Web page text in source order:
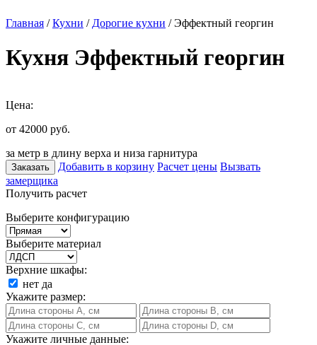
Главная /Кухни / Дорогие кухни / Эффектный георгин
Кухня Эффектный георгин
Цена:
от 42000 руб.
за метр в длину верха и низа гарнитура
Заказать Добавить в корзину Расчет цены Вызвать
замерщика
Получить расчет
Выберите конфигурацию
Выберите материал
Верхние шкафы:
нет да
Укажите размер:
Укажите личные данные: